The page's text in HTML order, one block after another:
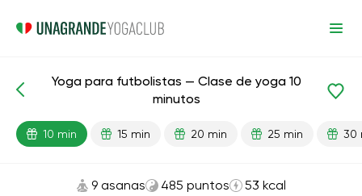
Lecciones preparadas Deporte
Yoga para futbolistas — Clase de yoga 10
minutos
10 min 15 min 20 min 25 min 30
9 asanas 485 puntos 53 kcal